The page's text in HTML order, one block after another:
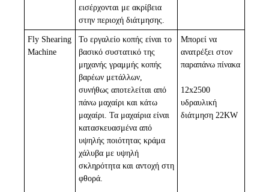
εισέρχονται με ακρίβεια
στην περιοχή διάτμησης.
Fly Shearing
Machine
Το εργαλείο κοπής είναι το
βασικό συστατικό της
μηχανής γραμμής κοπής
βαρέων μετάλλων,
συνήθως αποτελείται από
πάνω μαχαίρι και κάτω
μαχαίρι. Τα μαχαίρια είναι
κατασκευασμένα από
υψηλής ποιότητας κράμα
χάλυβα με υψηλή
σκληρότητα και αντοχή στη
φθορά.
Μπορεί να
ανατρέξει στον
παραπάνω πίνακα
12x2500
υδραυλική
διάτμηση 22KW